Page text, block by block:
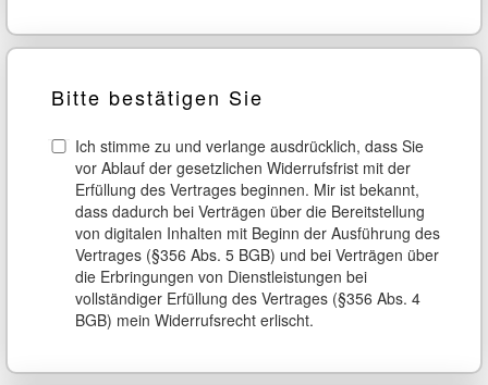
Bitte bestätigen Sie
Ich stimme zu und verlange ausdrücklich, dass Sie
vor Ablauf der gesetzlichen Widerrufsfrist mit der
Erfüllung des Vertrages beginnen. Mir ist bekannt,
dass dadurch bei Verträgen über die Bereitstellung
von digitalen Inhalten mit Beginn der Ausführung des
Vertrages (§356 Abs. 5 BGB) und bei Verträgen über
die Erbringungen von Dienstleistungen bei
vollständiger Erfüllung des Vertrages (§356 Abs. 4
BGB) mein Widerrufsrecht erlischt.